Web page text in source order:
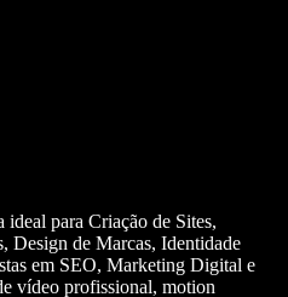
ideal para Criação de Sites,
Design de Marcas, Identidade
em SEO, Marketing Digital e
vídeo profissional, motion